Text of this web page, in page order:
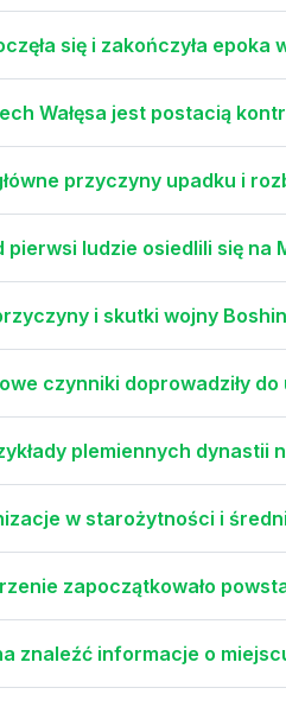
się i zakończyła epoka
Wałęsa jest postacią
przyczyny upadku i
pierwsi ludzie osiedlili się na
i skutki wojny
czynniki doprowadziły
plemiennych
w starożytności i
zapoczątkowało
znaleźć informacje o